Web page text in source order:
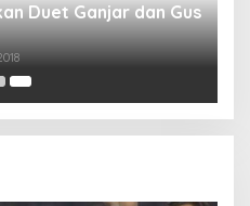
Duet Ganjar dan Gus